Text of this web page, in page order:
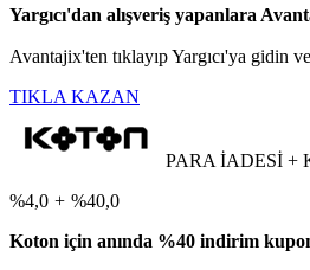
Yargıcı'dan alışveriş yapanlara
Avantajix'ten tıklayıp Yargıcı'ya gidin
TIKLA KAZAN
PARA İADESİ +
%4,0 + %40,0
Koton için anında %40 indirim